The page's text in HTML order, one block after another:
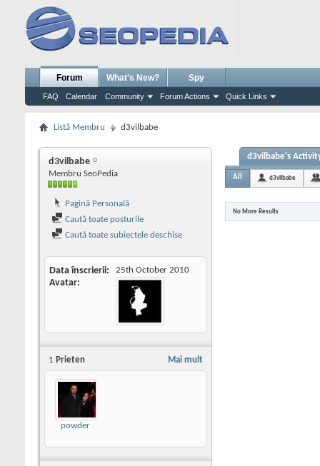
Forum
FAQ Calendar Community Forum Actions Quick Links
What's New? Spy
Listă Membru d3vilbabe
d3vilbabe
Membru SeoPedia
Pagină Personală
Caută toate posturile
Caută toate subiectele deschise
Data înscrierii 25th October 2010
Avatar
Mai mult
1 Prieten
powder
d3vilbabe's
All d3vilbabe
No More Results